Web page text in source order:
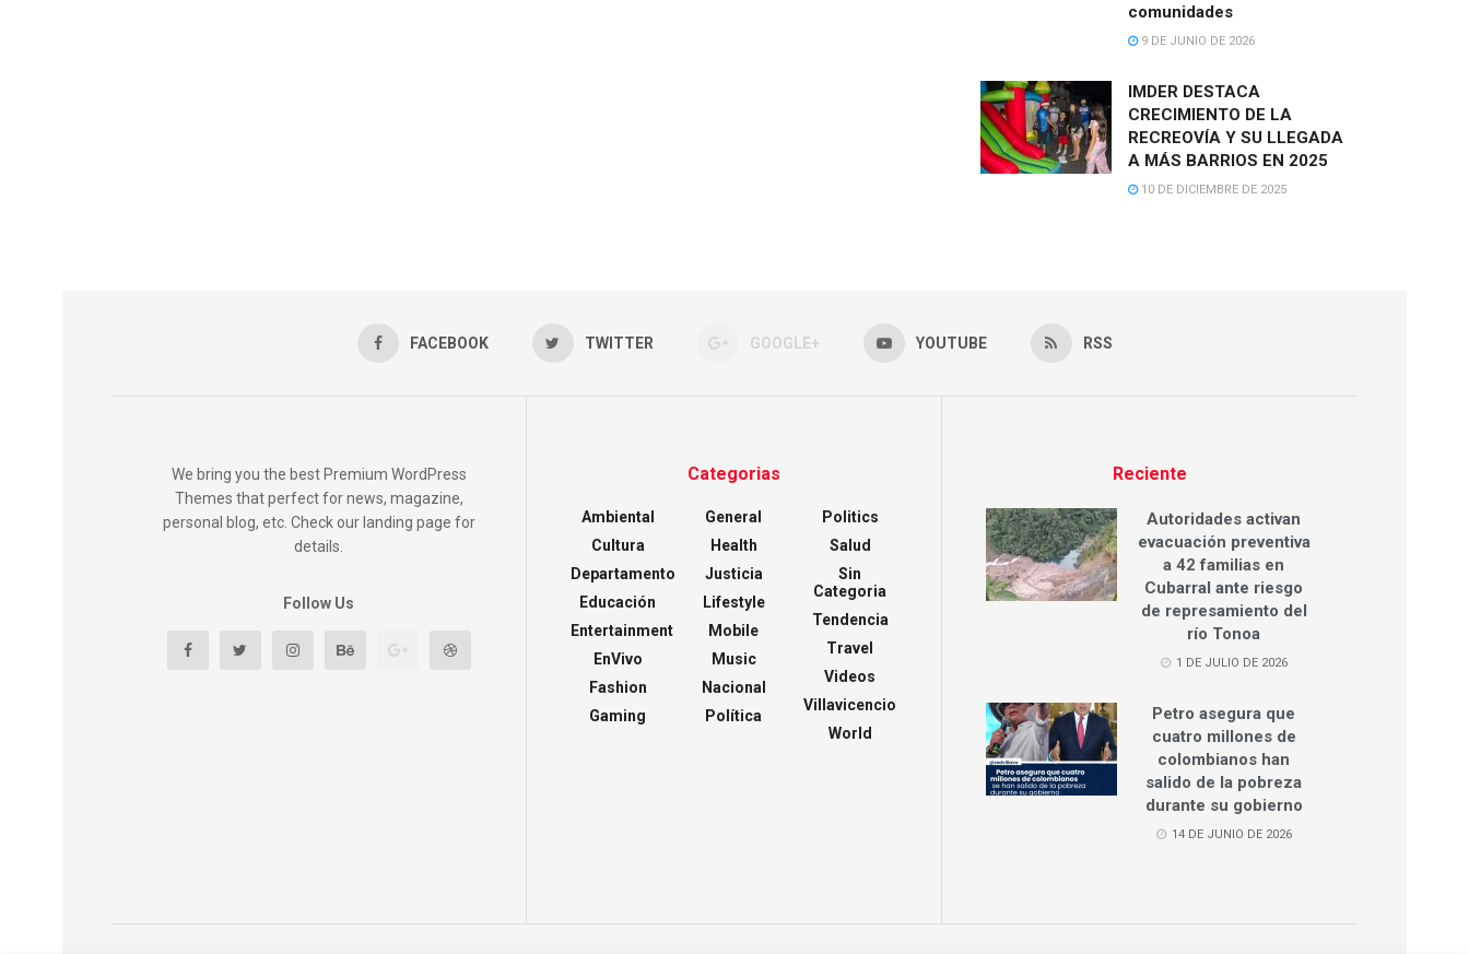
comunidades
9 DE JUNIO DE 2026
IMDER DESTACA
CRECIMIENTO DE LA
RECREOVÍA Y SU LLEGADA
A MÁS BARRIOS EN 2025
10 DE DICIEMBRE DE 2025
FACEBOOK TWITTER GOOGLE+ YOUTUBE RSS
We bring you the best Premium WordPress
Themes that perfect for news, magazine,
personal blog, etc. Check our landing page for
details.
Follow Us
Categorias
Ambiental
Cultura
Departamento
Educación
Entertainment
EnVivo
Fashion
Gaming
General
Health
Justicia
Lifestyle
Mobile
Music
Nacional
Política
Politics
Salud
Sin
Categoria
Tendencia
Travel
Videos
Villavicencio
World
Reciente
Autoridades activan
evacuación preventiva
a 42 familias en
Cubarral ante riesgo
de represamiento del
río Tonoa
1 DE JULIO DE 2026
Petro asegura que
cuatro millones de
colombianos han
salido de la pobreza
durante su gobierno
14 DE JUNIO DE 2026